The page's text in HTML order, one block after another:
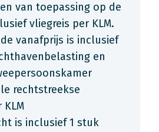
van toepassing op de
vliegreis per KLM.
vanafprijs is inclusief
en
rechtstreekse
is inclusief 1 stuk